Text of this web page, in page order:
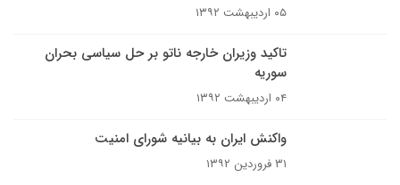
۰۵ اردیبهشت ۱۳۹۲
تاکید وزیران خارجه ناتو بر حل سیاسی بحران
سوریه
۰۴ اردیبهشت ۱۳۹۲
واکنش ایران به بیانیه شورای امنیت
۳۱ فروردین ۱۳۹۲